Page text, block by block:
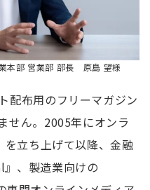
本部 営業部 部長 原島 望様
配布用のフリーマガジン
せん。2005年にオンラ
立ち上げて以降、金融
、製造業向けの